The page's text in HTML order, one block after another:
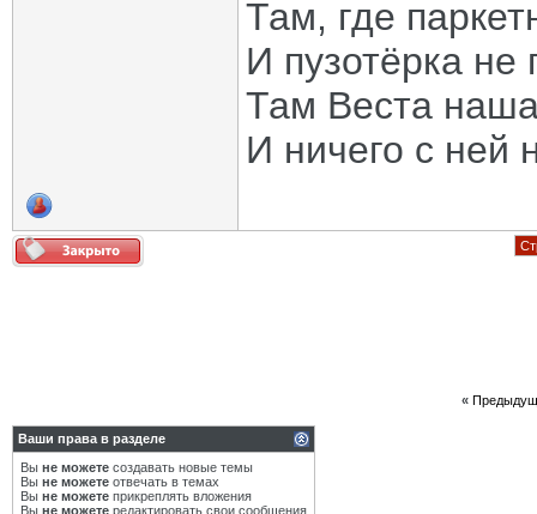
Там, где
И пузотёрка не
Там Веста
И ничего с ней
«
Ваши права в разделе
Вы не можете создавать новые темы
Вы не можете отвечать в темах
Вы не можете прикреплять вложения
Вы не можете редактировать свои сообщения